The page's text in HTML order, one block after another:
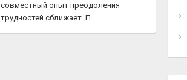
совместный опыт преодоления
трудностей сближает. П…